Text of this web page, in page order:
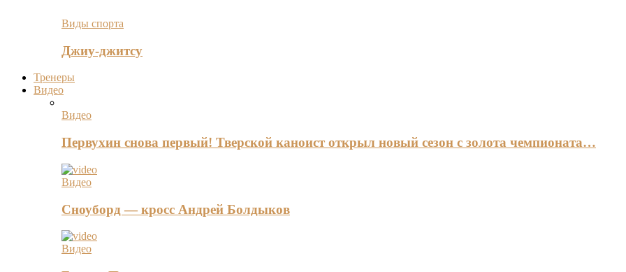
Виды спорта
Джиу-джитсу
Тренеры
Видео
Видео
Первухин снова первый! Тверской каноист открыл новый сезон с золота чемпионата…
Видео
Сноуборд — кросс Андрей Болдыков
Видео